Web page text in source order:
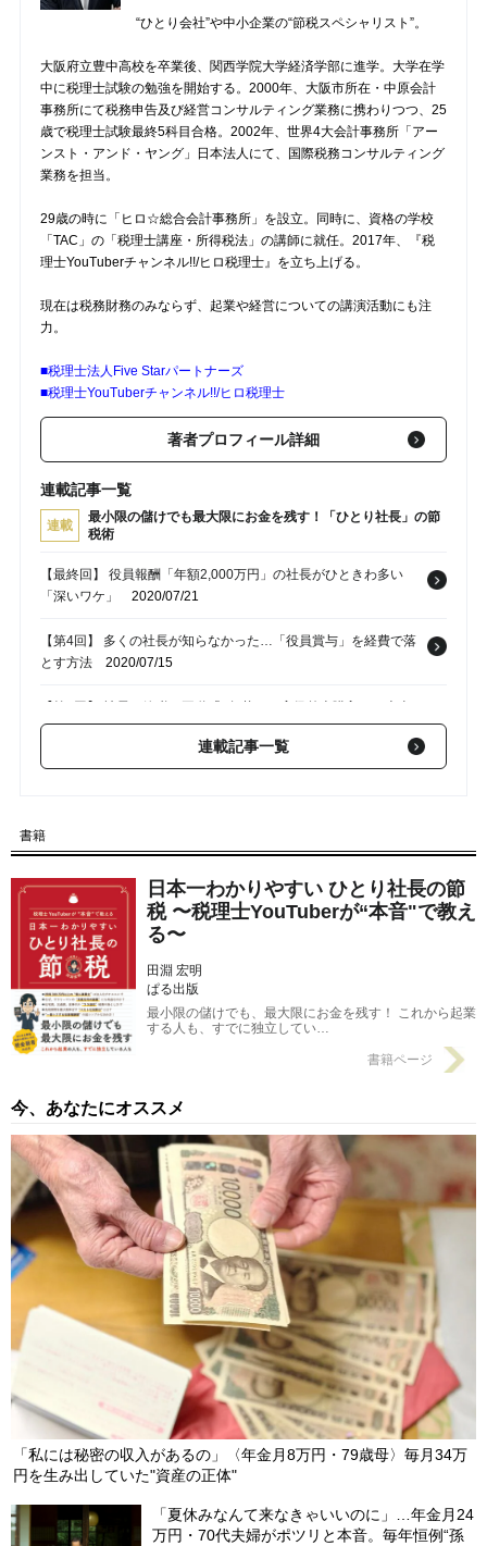
“ひとり会社”や中小企業の“節税スペシャリスト”。
大阪府立豊中高校を卒業後、関西学院大学経済学部に進学。大学在学
中に税理士試験の勉強を開始する。2000年、大阪市所在・中原会計
事務所にて税務申告及び経営コンサルティング業務に携わりつつ、25
歳で税理士試験最終5科目合格。2002年、世界4大会計事務所「アー
ンスト・アンド・ヤング」日本法人にて、国際税務コンサルティング
業務を担当。
29歳の時に「ヒロ☆総合会計事務所」を設立。同時に、資格の学校
「TAC」の「税理士講座・所得税法」の講師に就任。2017年、『税
理士YouTuberチャンネル!!/ヒロ税理士』を立ち上げる。
現在は税務財務のみならず、起業や経営についての講演活動にも注
力。
■税理士法人Five Starパートナーズ
■税理士YouTuberチャンネル!!/ヒロ税理士
著者プロフィール詳細
連載記事一覧
連載
最小限の儲けでも最大限にお金を残す！「ひとり社長」の節
税術
【最終回】 役員報酬「年額2,000万円」の社長がひときわ多い
「深いワケ」
2020/07/21
【第4回】 多くの社長が知らなかった…「役員賞与」を経費で落
とす方法 2020/07/15
に得なのか2020/07/07
【第2回】 社長唖然…商品券を大量購入しても「節税」にならな
連載記事一覧
書籍
日本一わかりやすい ひとり社長の節
税 〜税理士YouTuberが“本音"で教え
る〜
田淵 宏明
ぱる出版
最小限の儲けでも、最大限にお金を残す！ これから起業
する人も、すでに独立してい…
書籍ページ
今、あなたにオススメ
「私には秘密の収入があるの」〈年金月8万円・79歳母〉毎月34万
円を生み出していた"資産の正体"
「夏休みなんて来なきゃいいのに」…年金月24
万円・70代夫婦がポツリと本音。毎年恒例“孫